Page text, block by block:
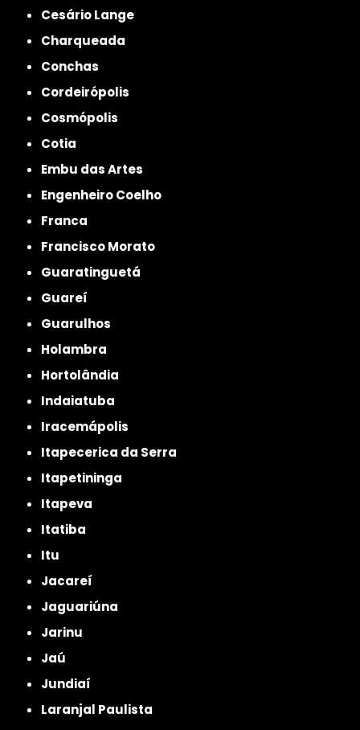
Cesário Lange
Charqueada
Conchas
Cordeirópolis
Cosmópolis
Cotia
Embu das Artes
Engenheiro Coelho
Franca
Francisco Morato
Guaratinguetá
Guareí
Guarulhos
Holambra
Hortolândia
Indaiatuba
Iracemápolis
Itapecerica da Serra
Itapetininga
Itapeva
Itatiba
Itu
Jacareí
Jaguariúna
Jarinu
Jaú
Jundiaí
Laranjal Paulista